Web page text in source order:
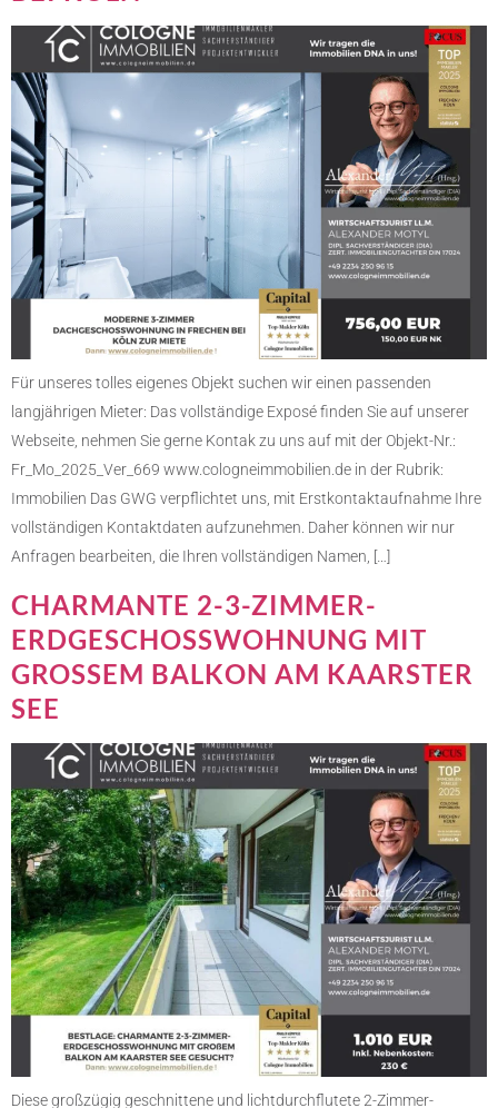
Für unseres tolles eigenes Objekt suchen wir einen passenden
langjährigen Mieter: Das vollständige Exposé finden Sie auf unserer
Webseite, nehmen Sie gerne Kontak zu uns auf mit der Objekt-Nr.:
Fr_Mo_2025_Ver_669 www.cologneimmobilien.de in der Rubrik:
Immobilien Das GWG verpflichtet uns, mit Erstkontaktaufnahme Ihre
vollständigen Kontaktdaten aufzunehmen. Daher können wir nur
Anfragen bearbeiten, die Ihren vollständigen Namen, […]
CHARMANTE 2-3-ZIMMER-
ERDGESCHOSSWOHNUNG MIT
GROSSEM BALKON AM KAARSTER S
EE
Diese großzügig geschnittene und lichtdurchflutete 2-Zimmer-